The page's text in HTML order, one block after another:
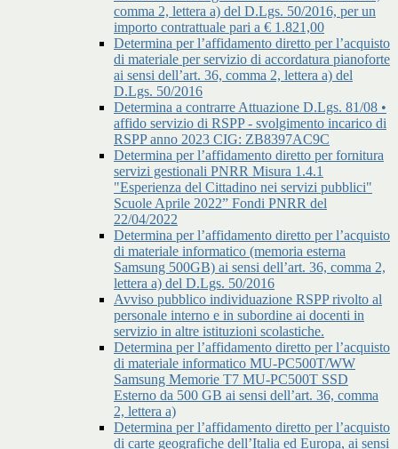
comma 2, lettera a) del D.Lgs. 50/2016, per un
importo contrattuale pari a € 1.821,00
Determina per l’affidamento diretto per l’acquisto
di materiale per servizio di accordatura pianoforte
ai sensi dell’art. 36, comma 2, lettera a) del
D.Lgs. 50/2016
Determina a contrarre Attuazione D.Lgs. 81/08 •
affido servizio di RSPP - svolgimento incarico di
RSPP anno 2023 CIG: ZB8397AC9C
Determina per l’affidamento diretto per fornitura
servizi gestionali PNRR Misura 1.4.1
"Esperienza del Cittadino nei servizi pubblici"
Scuole Aprile 2022” Fondi PNRR del
22/04/2022
Determina per l’affidamento diretto per l’acquisto
di materiale informatico (memoria esterna
Samsung 500GB) ai sensi dell’art. 36, comma 2,
lettera a) del D.Lgs. 50/2016
Avviso pubblico individuazione RSPP rivolto al
personale interno e in subordine ai docenti in
servizio in altre istituzioni scolastiche.
Determina per l’affidamento diretto per l’acquisto
di materiale informatico MU-PC500T/WW
Samsung Memorie T7 MU-PC500T SSD
Esterno da 500 GB ai sensi dell’art. 36, comma
2, lettera a)
Determina per l’affidamento diretto per l’acquisto
di carte geografiche dell’Italia ed Europa, ai sensi